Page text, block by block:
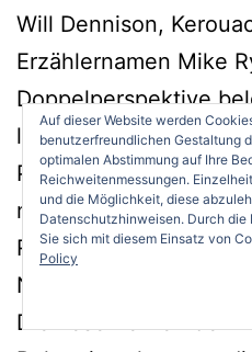
Will Dennison,
Erzählernamen Mike
Doppelperspektive
letzten Tage von Al.
Philipp verliebt und
möchte sich Al
Ryko als Matrose
New York nach
Die Leser lernen den
Auf dieser Website werden
benutzerfreundlichen Gestaltung
optimalen Abstimmung auf Ihre
Reichweitenmessungen.
und die Möglichkeit, diese
Datenschutzhinweisen. Durch die
Sie sich mit diesem Einsatz von
Policy